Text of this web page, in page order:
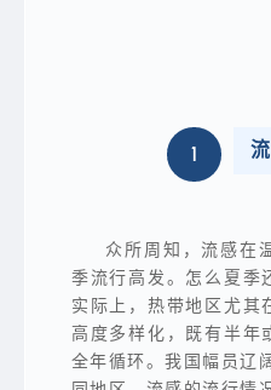
1
众所周知，流感在
季流行高发。怎么夏季
实际上，热带地区尤其
高度多样化，既有半年
全年循环。我国幅员辽